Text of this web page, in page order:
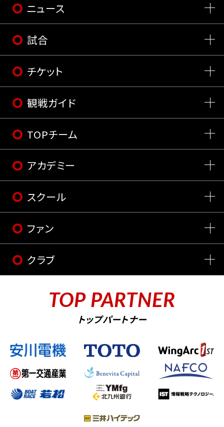
ニュース
試合
チケット
観戦ガイド
TOPチーム
アカデミー
スクール
ファン
クラブ
TOP PARTNER
トップパートナー